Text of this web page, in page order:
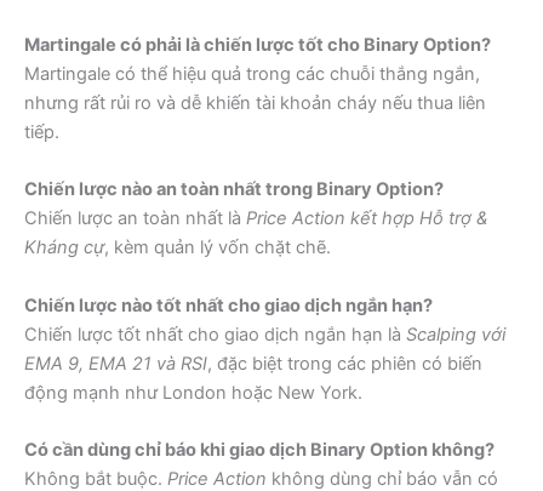
Martingale có phải là chiến lược tốt cho Binary Option?
Martingale có thể hiệu quả trong các chuỗi thắng ngắn,
nhưng rất rủi ro và dễ khiến tài khoản cháy nếu thua liên
tiếp.
Chiến lược nào an toàn nhất trong Binary Option?
Chiến lược an toàn nhất là Price Action kết hợp Hỗ trợ &
Kháng cự, kèm quản lý vốn chặt chẽ.
Chiến lược nào tốt nhất cho giao dịch ngắn hạn?
Chiến lược tốt nhất cho giao dịch ngắn hạn là Scalping với
EMA 9, EMA 21 và RSI, đặc biệt trong các phiên có biến
động mạnh như London hoặc New York.
Có cần dùng chỉ báo khi giao dịch Binary Option không?
Không bắt buộc. Price Action không dùng chỉ báo vẫn có